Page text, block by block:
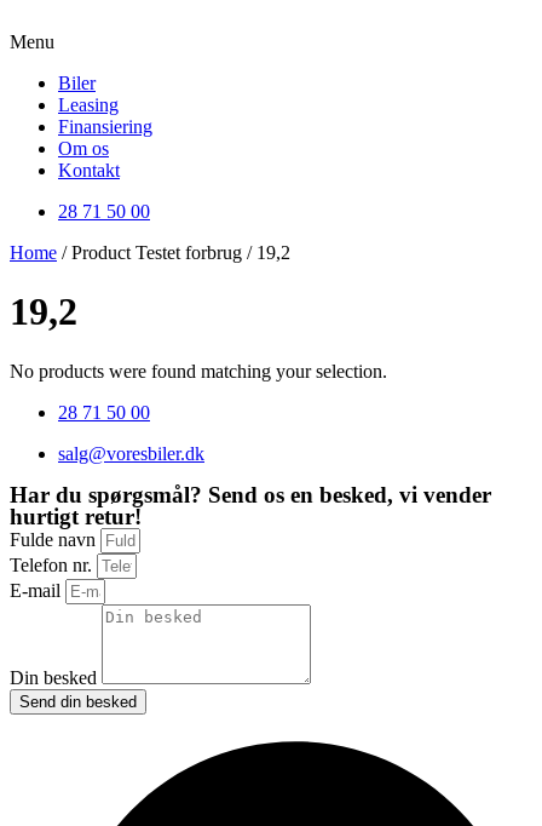
Menu
Biler
Leasing
Finansiering
Om os
Kontakt
28 71 50 00
Home / Product Testet forbrug / 19,2
19,2
No products were found matching your selection.
28 71 50 00
salg@voresbiler.dk
Har du spørgsmål? Send os en besked, vi vender
hurtigt retur!
Fulde navn
Telefon nr.
E-mail
Din besked
Send din besked